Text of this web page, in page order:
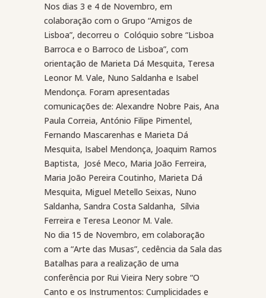
Nos dias 3 e 4 de Novembro, em
colaboração com o Grupo “Amigos de
Lisboa”, decorreu o Colóquio sobre “Lisboa
Barroca e o Barroco de Lisboa”, com
orientação de Marieta Dá Mesquita, Teresa
Leonor M. Vale, Nuno Saldanha e Isabel
Mendonça. Foram apresentadas
comunicações de: Alexandre Nobre Pais, Ana
Paula Correia, António Filipe Pimentel,
Fernando Mascarenhas e Marieta Dá
Mesquita, Isabel Mendonça, Joaquim Ramos
Baptista, José Meco, Maria João Ferreira,
Maria João Pereira Coutinho, Marieta Dá
Mesquita, Miguel Metello Seixas, Nuno
Saldanha, Sandra Costa Saldanha, Sílvia
Ferreira e Teresa Leonor M. Vale.
No dia 15 de Novembro, em colaboração
com a “Arte das Musas”, cedência da Sala das
Batalhas para a realização de uma
conferência por Rui Vieira Nery sobre “O
Canto e os Instrumentos: Cumplicidades e